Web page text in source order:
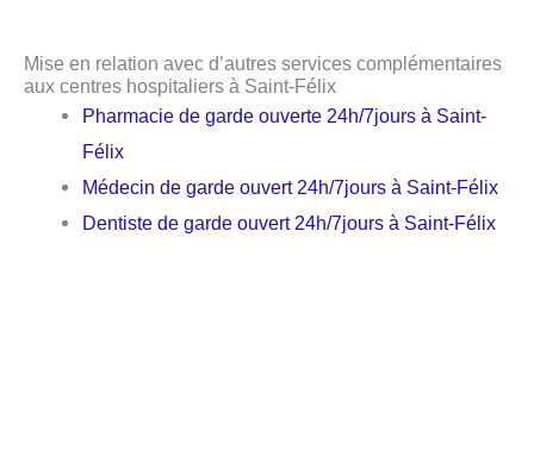
Mise en relation avec d’autres services complémentaires
aux centres hospitaliers à Saint-Félix
Pharmacie de garde ouverte 24h/7jours à Saint-
Félix
Médecin de garde ouvert 24h/7jours à Saint-Félix
Dentiste de garde ouvert 24h/7jours à Saint-Félix